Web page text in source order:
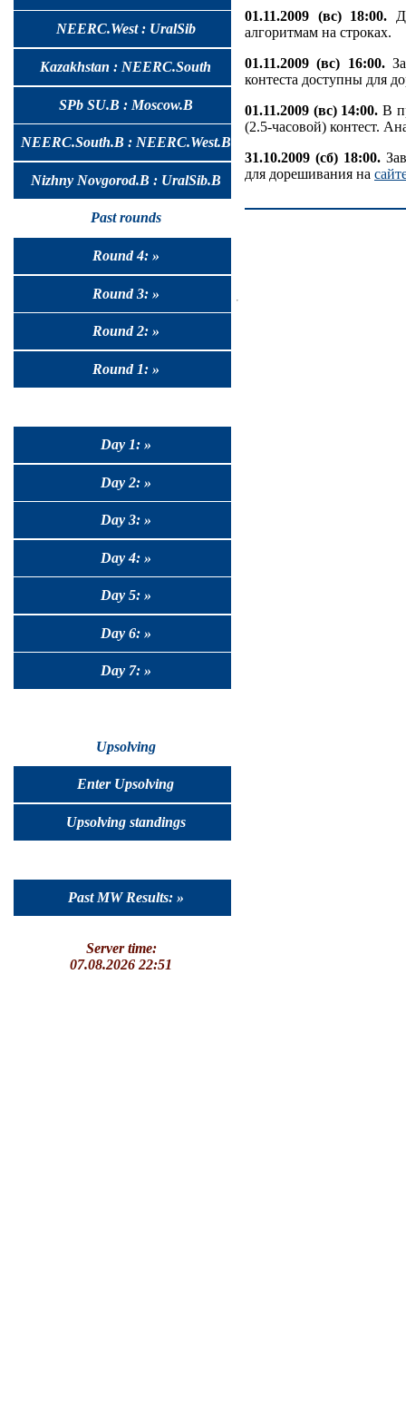
NEERC.West : UralSib
Kazakhstan : NEERC.South
SPb SU.B : Moscow.B
NEERC.South.B : NEERC.West.B
Nizhny Novgorod.B : UralSib.B
Past rounds
Round 4: »
Round 3: »
Round 2: »
Round 1: »
Day 1: »
Day 2: »
Day 3: »
Day 4: »
Day 5: »
Day 6: »
Day 7: »
Upsolving
Enter Upsolving
Upsolving standings
Past MW Results: »
Server time:
07.08.2026 22:51
01.11.2009 (вс) 18:00.
алгоритмам на строках.
01.11.2009 (вс) 16:00.
контеста доступны для
01.11.2009 (вс) 14:00. В
(2.5-часовой) контест.
31.10.2009 (сб) 18:00.
для дорешивания на